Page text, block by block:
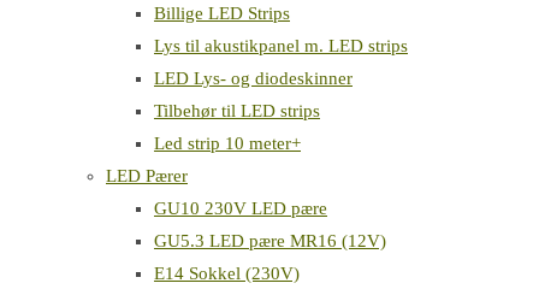
Billige LED Strips
Lys til akustikpanel m. LED strips
LED Lys- og diodeskinner
Tilbehør til LED strips
Led strip 10 meter+
LED Pærer
GU10 230V LED pære
GU5.3 LED pære MR16 (12V)
E14 Sokkel (230V)